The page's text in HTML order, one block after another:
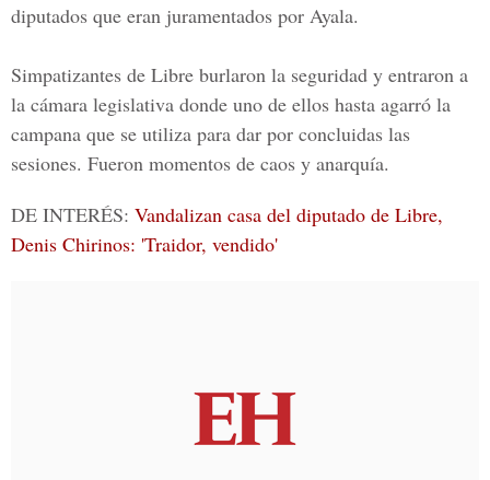
diputados que eran juramentados por Ayala.
Simpatizantes de Libre burlaron la seguridad y entraron a
la cámara legislativa donde uno de ellos hasta agarró la
campana que se utiliza para dar por concluidas las
sesiones. Fueron momentos de caos y anarquía.
DE INTERÉS: Vandalizan casa del diputado de Libre,
Denis Chirinos: 'Traidor, vendido'